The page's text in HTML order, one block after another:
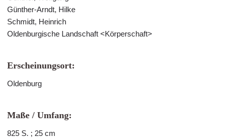
Günther-Arndt, Hilke
Schmidt, Heinrich
Oldenburgische Landschaft <Körperschaft>
Erscheinungsort:
Oldenburg
Maße / Umfang:
825 S. ; 25 cm